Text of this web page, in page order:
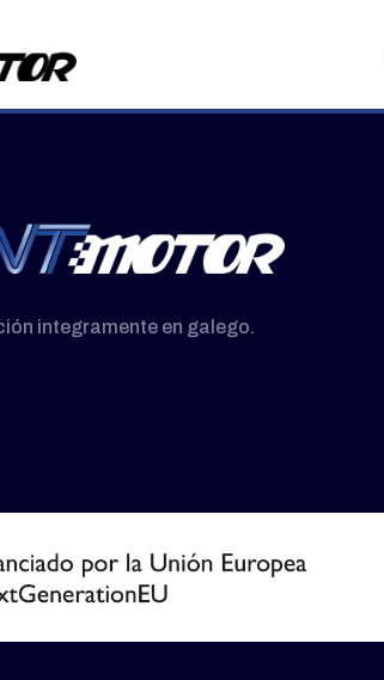
integramente en galego.